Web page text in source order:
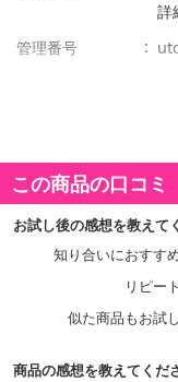
詳
管理番号
※こちらの商品は、一
は以下よりご確認くださ
配送不可エリア：沖縄
・配送会社：日本郵便
・配送日時の指定：「
この商品の口コミ
お試し後の感想を教えて
知り合いにおすす
リピー
似た商品もお試
商品の感想を教えてくだ